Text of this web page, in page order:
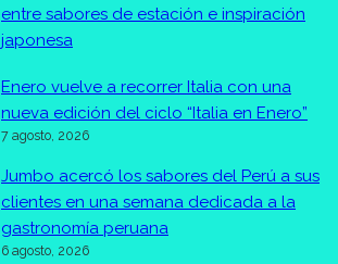
entre sabores de estación e inspiración
japonesa
Enero vuelve a recorrer Italia con una
nueva edición del ciclo “Italia en Enero”
7 agosto, 2026
Jumbo acercó los sabores del Perú a sus
clientes en una semana dedicada a la
gastronomía peruana
6 agosto, 2026